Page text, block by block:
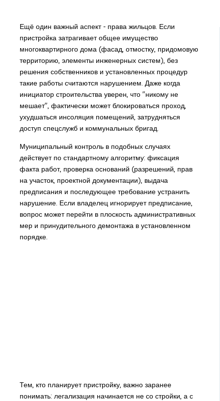
Ещё один важный аспект - права жильцов. Если
пристройка затрагивает общее имущество
многоквартирного дома (фасад, отмостку, придомовую
территорию, элементы инженерных систем), без
решения собственников и установленных процедур
такие работы считаются нарушением. Даже когда
инициатор строительства уверен, что "никому не
мешает", фактически может блокироваться проход,
ухудшаться инсоляция помещений, затрудняться
доступ спецслужб и коммунальных бригад.
Муниципальный контроль в подобных случаях
действует по стандартному алгоритму: фиксация
факта работ, проверка оснований (разрешений, прав
на участок, проектной документации), выдача
предписания и последующее требование устранить
нарушение. Если владелец игнорирует предписание,
вопрос может перейти в плоскость административных
мер и принудительного демонтажа в установленном
порядке.
Тем, кто планирует пристройку, важно заранее
понимать: легализация начинается не со стройки, а с